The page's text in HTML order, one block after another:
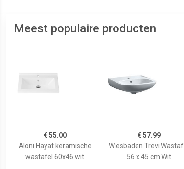
Meest populaire producten
€ 55.00
Aloni Hayat keramische
wastafel 60x46 wit
€ 57.99
Wiesbaden Trevi
56 x 45 cm Wit